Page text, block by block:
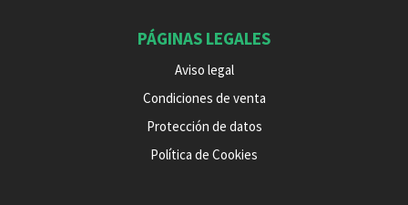
PÁGINAS LEGALES
Aviso legal
Condiciones de venta
Protección de datos
Política de Cookies